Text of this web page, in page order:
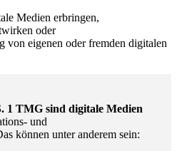
Medien erbringen,
oder
von eigenen oder fremden digitalen
1 TMG sind digitale Medien
und
können unter anderem sein: